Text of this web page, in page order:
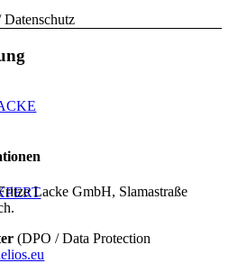
Datenschutz
Lacke GmbH, Slamastraße
(DPO / Data Protection